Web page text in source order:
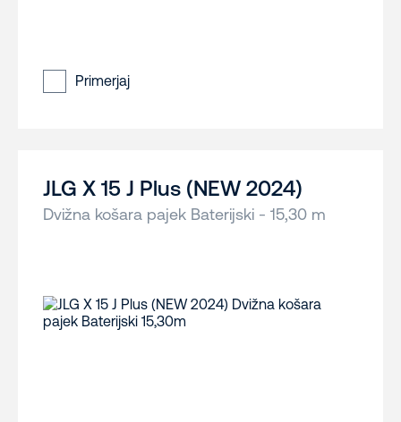
Primerjaj
JLG X 15 J Plus (NEW 2024)
Dvižna košara pajek Baterijski - 15,30 m